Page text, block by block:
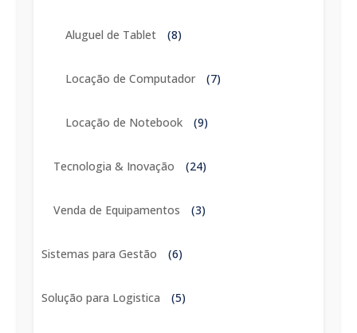
Aluguel de Tablet (8)
Locação de Computador (7)
Locação de Notebook (9)
Tecnologia & Inovação (24)
Venda de Equipamentos (3)
Sistemas para Gestão (6)
Solução para Logistica (5)